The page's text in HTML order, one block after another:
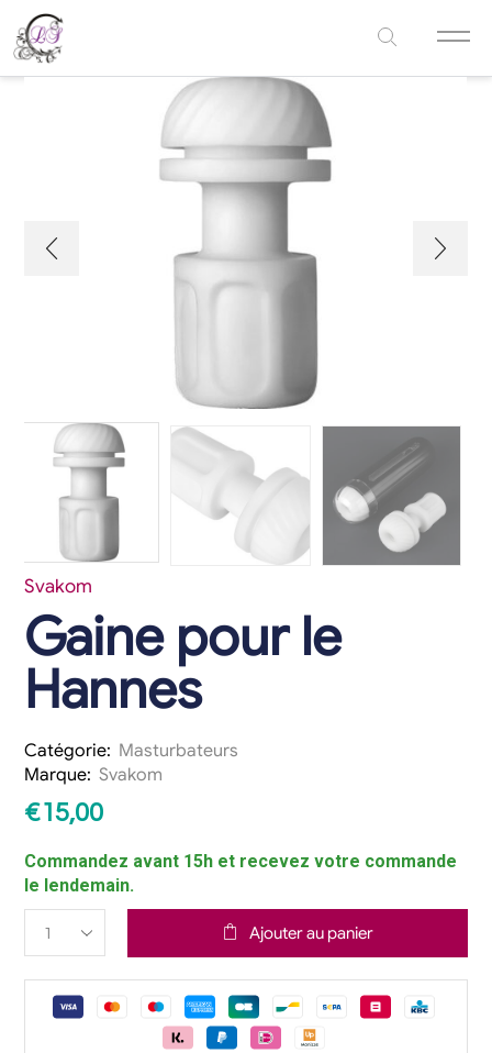
Svakom
Gaine pour le
Hannes
Catégorie: Masturbateurs
Marque: Svakom
€15,00
Commandez avant 15h et recevez votre commande
le lendemain.
Ajouter au panier